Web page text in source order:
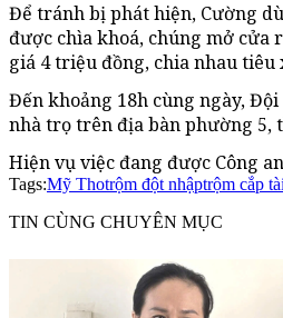
Để tránh bị phát hiện, Cường
được chìa khoá, chúng mở cửa
giá 4 triệu đồng, chia nhau tiêu
Đến khoảng 18h cùng ngày,
nhà trọ trên địa bàn phường 5,
Hiện vụ việc đang được Công
Tags:Mỹ Thotrộm đột nhậptrộm cắp
TIN CÙNG CHUYÊN MỤC